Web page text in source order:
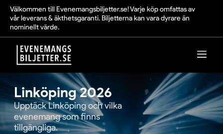
Välkommen till Evenemangsbiljetter.se! Varje köp omfattas av
vår leverans & äkthetsgaranti. Biljetterna kan vara dyrare än
nominellt värde.
Linköping 2026
Upptäck Linköping och vilka
evenemang som finns
tillgängliga.